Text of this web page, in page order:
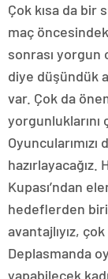
Çok kısa da bir
maç
sonrası yorgun
diye düşündük
var. Çok da
yorgunluklarını
hazırlayacağız.
Kupası’ndan
hedeflerden
avantajlıyız,
Deplasmanda
yapabilecek